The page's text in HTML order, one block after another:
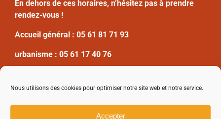
Nous utilisons des cookies pour optimiser notre site web et notre service.
Accepter
En dehors de ces horaires, n’hésitez pas à prendre
rendez-vous !
Accueil général : 05 61 81 71 93
urbanisme : 05 61 17 40 76